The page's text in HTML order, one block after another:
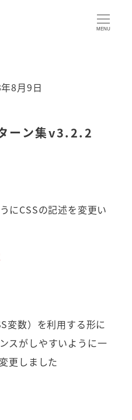
MENU
ーン集v3.2.2
8月9日
にCSSの記述を変更い
変数）を利用する形に
スがしやすいように一
更しました